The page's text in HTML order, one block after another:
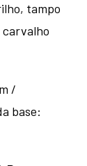
tampo
carvalho
/
base: